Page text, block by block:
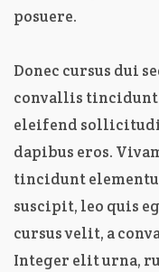
posuere.
Donec cursus dui
convallis tincidunt
eleifend
dapibus eros.
tincidunt
suscipit, leo quis
cursus velit, a
Integer elit urna,